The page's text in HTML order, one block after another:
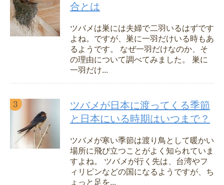
合とは
ツバメは巣には夫婦で二羽いるはずです
よね。ですが、巣に一羽だけいる時もあ
るようです。 なぜ一羽だけなのか、そ
の理由について調べてみました。 巣に
一羽だけ...
ツバメが日本に渡ってくる季節
と日本にいる時期はいつまで？
ツバメが寒い季節は渡り鳥として暖かい
場所に飛び立つことがよく知られていま
すよね。 ツバメが行く先は、台湾やフ
ィリピンなどの国になるようですが、ち
ょっと足を...